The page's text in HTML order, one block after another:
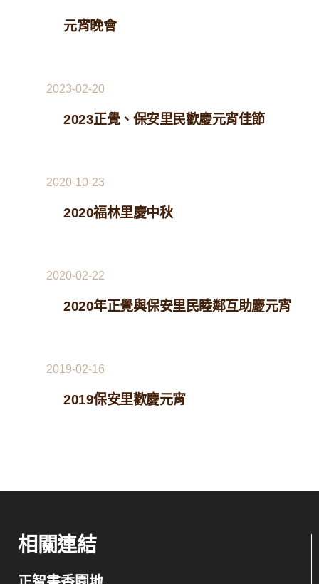
元宵晚會
2023-02-20
2023正覺、保安里民歡慶元宵佳節
2020-10-23
2020福林里慶中秋
2020-02-22
2020年正覺與保安里民睦鄰互助慶元宵
2019-02-16
2019保安里歡慶元宵
相關連結